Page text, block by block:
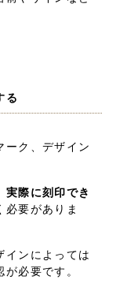
る
ーク、デザイン
実際に刻印でき
必要がありま
インによっては
必要です。